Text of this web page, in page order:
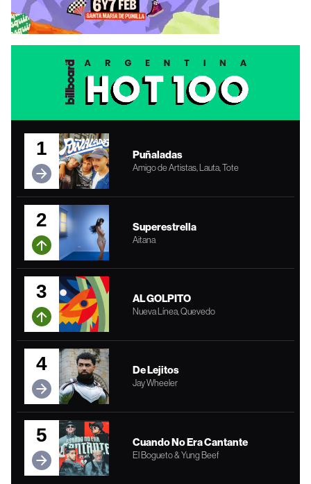
1 Puñaladas
Amigo de Artistas, Lauta, Tote
2 Superestrella
Aitana
3 AL GOLPITO
Nueva Línea, Quevedo
4 De Lejitos
Jay Wheeler
5 Cuando No Era Cantante
El Bogueto & Yung Beef